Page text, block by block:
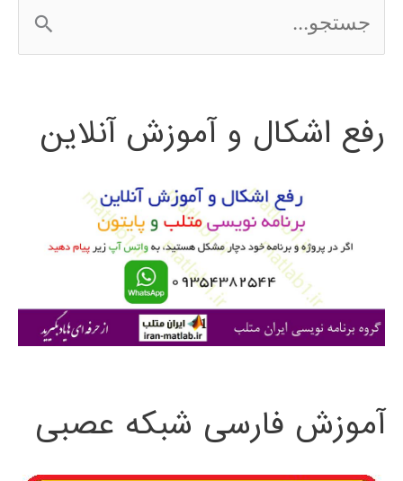
matlab
س
ج
ی
رفع اشکال و آموزش آنلاین
آموزش فارسی شبکه عصبی